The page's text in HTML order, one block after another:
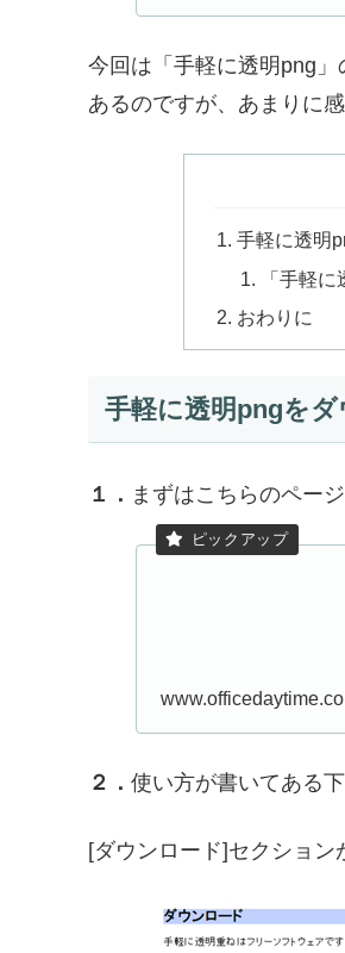
今回は「手軽に透明png」
あるのですが、あまりに
手軽に透明
「手軽
おわりに
手軽に透明pngをダ
１． まずはこちらのペー
２． 使い方が書いてある
[ダウンロード]セクション